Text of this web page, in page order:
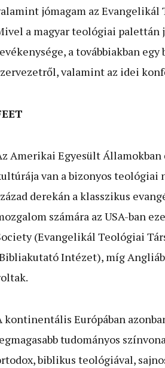
jómagam az
a magyar teológiai palettán
a továbbiakban
valamint az idei
Amerikai Egyesült
van a bizonyos teológiai
derekán a klasszikus
számára az USA-ban
(Evangelikál Teológiai
Intézet), míg
kontinentális Európában
tudományos
biblikus teológiával,